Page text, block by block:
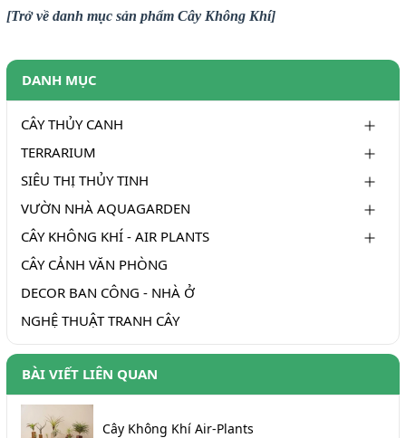
[Trở về danh mục sản phẩm Cây Không Khí]
DANH MỤC
CÂY THỦY CANH
TERRARIUM
SIÊU THỊ THỦY TINH
VƯỜN NHÀ AQUAGARDEN
CÂY KHÔNG KHÍ - AIR PLANTS
CÂY CẢNH VĂN PHÒNG
DECOR BAN CÔNG - NHÀ Ở
NGHỆ THUẬT TRANH CÂY
BÀI VIẾT LIÊN QUAN
Cây Không Khí Air-Plants